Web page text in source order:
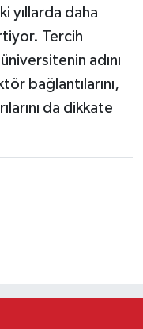
yıllarda daha
Tercih
adını
bağlantılarını,
da dikkate